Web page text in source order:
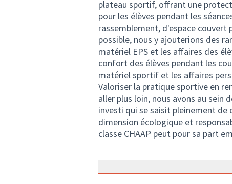
plateau sportif, offrant une
pour les élèves pendant les
rassemblement, d'espace couvert
possible, nous y ajouterions des
matériel EPS et les affaires des
confort des élèves pendant les
matériel sportif et les affaires
Valoriser la pratique sportive en
aller plus loin, nous avons au sein
investi qui se saisit pleinement
dimension écologique et
classe CHAAP peut pour sa part